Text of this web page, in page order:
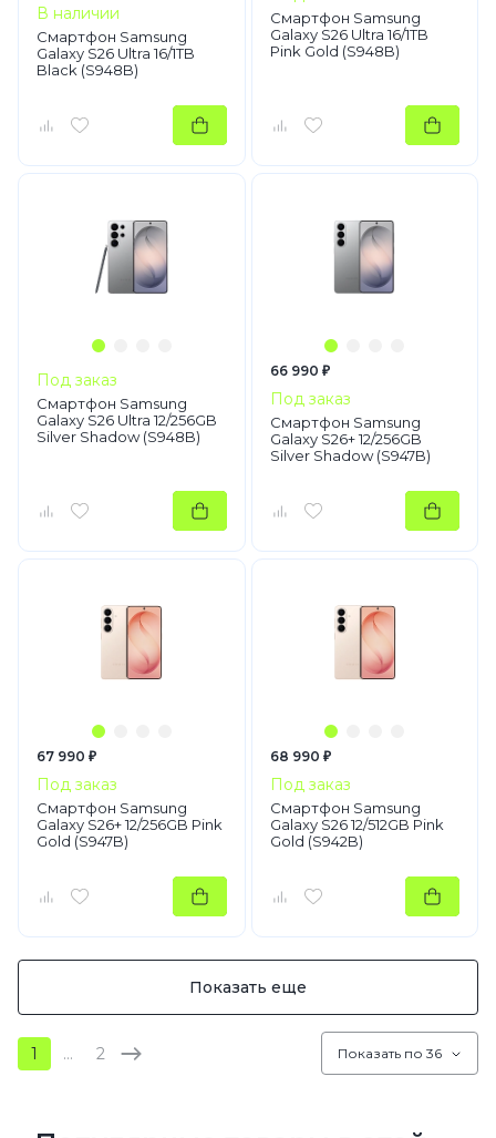
В наличии
Смартфон Samsung
Galaxy S26 Ultra 16/1TB
Black (S948B)
Смартфон Samsung
Galaxy S26 Ultra 16/1TB
Pink Gold (S948B)
Под заказ
Смартфон Samsung
Galaxy S26 Ultra 12/256GB
Silver Shadow (S948B)
66 990 ₽
Под заказ
Смартфон Samsung
Galaxy S26+ 12/256GB
Silver Shadow (S947B)
67 990 ₽
Под заказ
Смартфон Samsung
Galaxy S26+ 12/256GB Pink
Gold (S947B)
68 990 ₽
Под заказ
Смартфон Samsung
Galaxy S26 12/512GB Pink
Gold (S942B)
Показать еще
1 … 2 Показать по 36